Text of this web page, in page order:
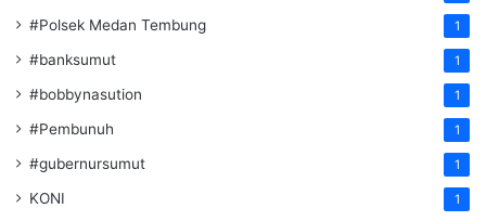
#Polsek Medan Tembung 1
#banksumut 1
#bobbynasution 1
#Pembunuh 1
#gubernursumut 1
KONI 1